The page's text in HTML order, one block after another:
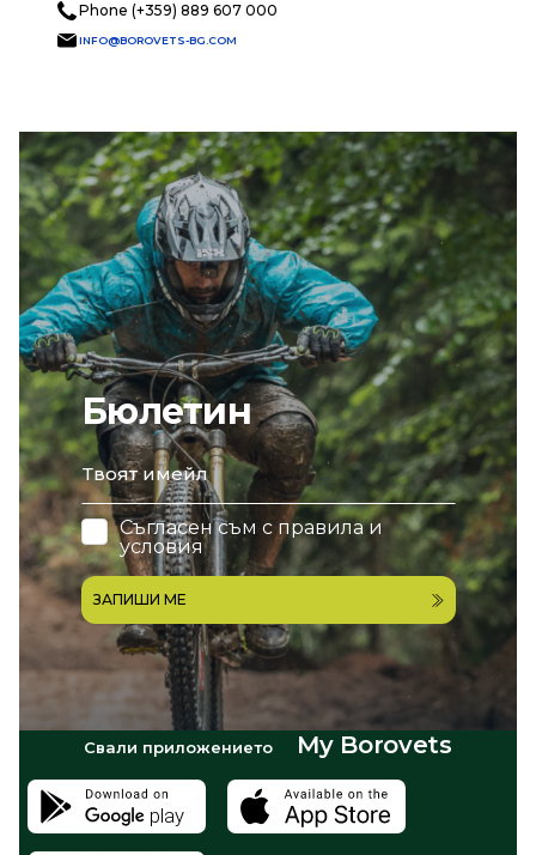
Бюлетин
email
Съгласен съм с правила и
условия
ЗАПИШИ МЕ
Phone (+359) 889 607 000
INFO@BOROVETS-BG.COM
Свали приложението My Borovets